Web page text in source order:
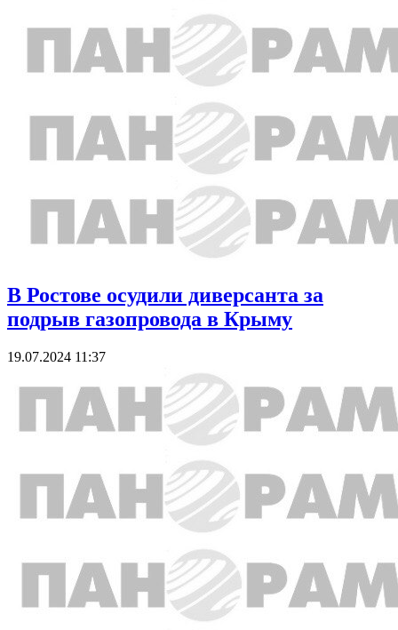
В Ростове осудили диверсанта за
подрыв газопровода в Крыму
19.07.2024 11:37